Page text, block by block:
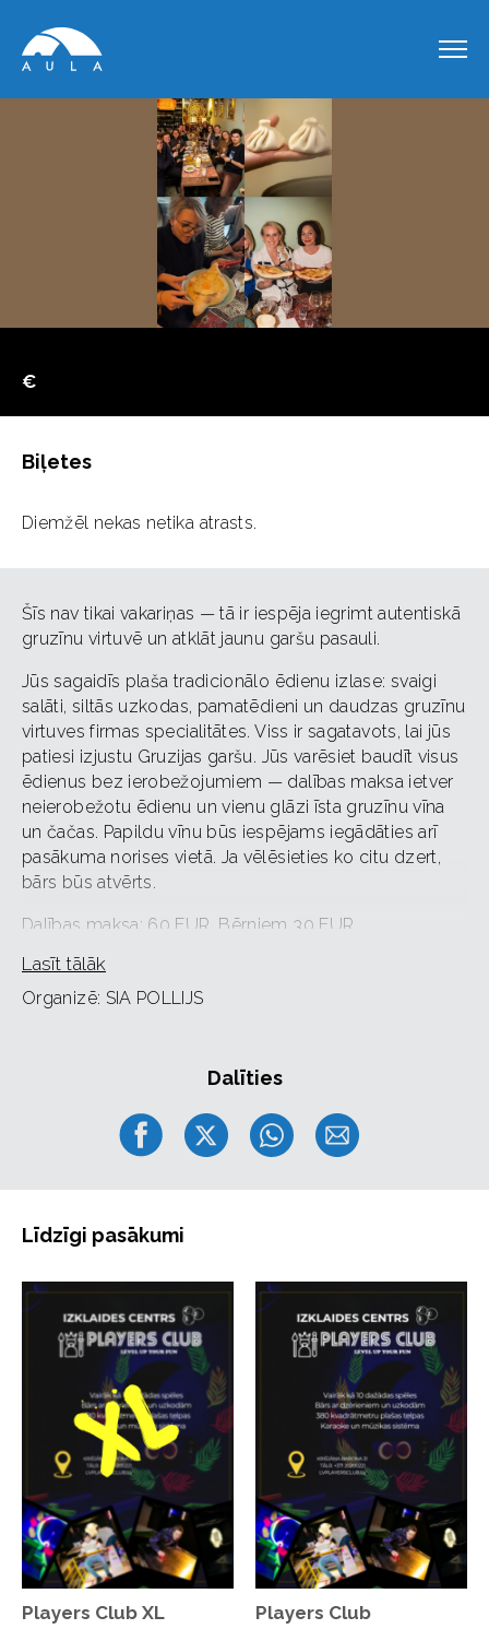
€
Biļetes
Diemžēl nekas netika atrasts.
Šīs nav tikai vakariņas — tā ir iespēja iegrimt autentiskā
gruzīnu virtuvē un atklāt jaunu garšu pasauli.
Jūs sagaidīs plaša tradicionālo ēdienu izlase: svaigi
salāti, siltās uzkodas, pamatēdieni un daudzas gruzīnu
virtuves firmas specialitātes. Viss ir sagatavots, lai jūs
patiesi izjustu Gruzijas garšu. Jūs varēsiet baudīt visus
ēdienus bez ierobežojumiem — dalības maksa ietver
neierobežotu ēdienu un vienu glāzi īsta gruzīnu vīna
un čačas. Papildu vīnu būs iespējams iegādāties arī
pasākuma norises vietā. Ja vēlēsieties ko citu dzert,
bārs būs atvērts.
Dalības maksa: 60 EUR. Bērniem 30 EUR
‼️ Lūdzu, ņemiet vērā: vietu skaits ir ierobežots.
Ar prieku gaidīsim ikvienu — pievienojieties siltam,
Biļeti iespējams iegādāties tiešsaistē AULA vai
Lasīt tālāk
Organizē: SIA POLLIJS
Dalīties
Līdzīgi pasākumi
Players Club XL
Players Club